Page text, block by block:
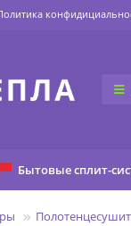
Бытовые сплит-